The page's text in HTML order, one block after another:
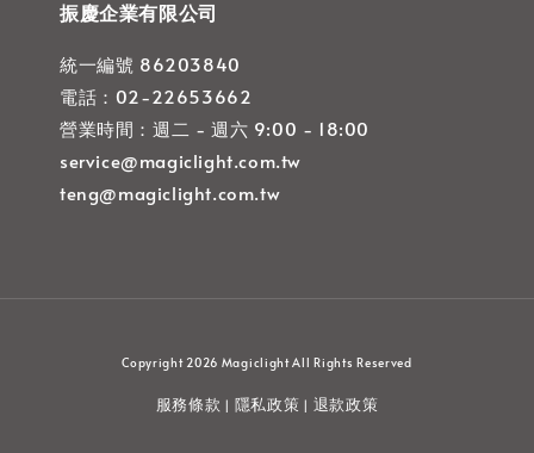
振慶企業有限公司
統一編號 86203840
電話：02-22653662
營業時間：週二 - 週六 9:00 - 18:00
service@magiclight.com.tw
teng@magiclight.com.tw
Copyright 2026 Magiclight All Rights Reserved
服務條款 | 隱私政策 | 退款政策